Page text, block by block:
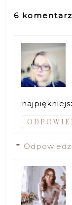
6
Odpowiedzi